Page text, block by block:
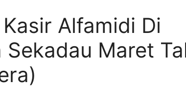
Alfamidi Di
Sekadau Maret